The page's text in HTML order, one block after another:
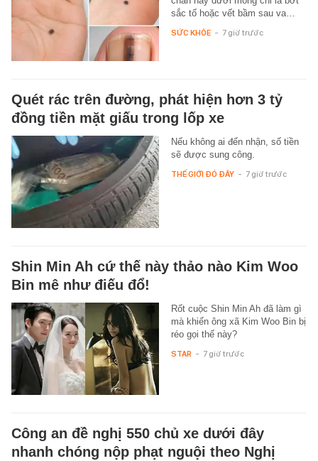
sắc tố hoặc vết bầm sau va…
SỨC KHỎE - 7 giờ trước
Quét rác trên đường, phát hiện hơn 3 tỷ
đồng tiền mặt giấu trong lốp xe
Nếu không ai đến nhận, số tiền
sẽ được sung công.
THẾ GIỚI ĐÓ ĐÂY - 7 giờ trước
Shin Min Ah cứ thế này thảo nào Kim Woo
Bin mê như điếu đổ!
Rốt cuộc Shin Min Ah đã làm gì
mà khiến ông xã Kim Woo Bin bị
réo gọi thế này?
STAR - 7 giờ trước
Công an đề nghị 550 chủ xe dưới đây
nhanh chóng nộp phạt nguội theo Nghị